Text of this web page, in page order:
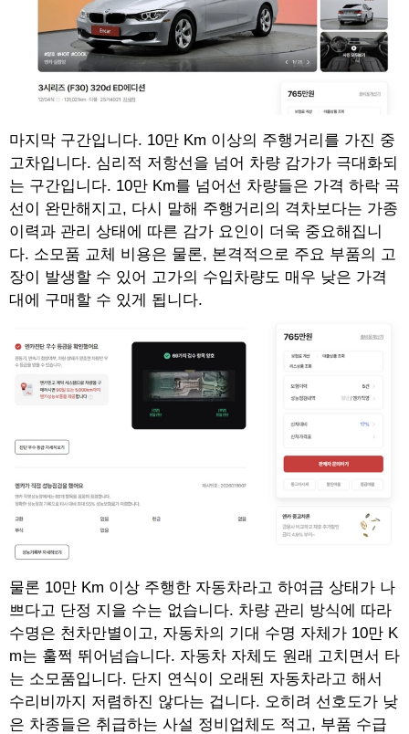
마지막 구간입니다. 10만 Km 이상의 주행거리를 가진 중
고차입니다. 심리적 저항선을 넘어 차량 감가가 극대화되
는 구간입니다. 10만 Km를 넘어선 차량들은 가격 하락 곡
선이 완만해지고, 다시 말해 주행거리의 격차보다는 가종
이력과 관리 상태에 따른 감가 요인이 더욱 중요해집니
다. 소모품 교체 비용은 물론, 본격적으로 주요 부품의 고
장이 발생할 수 있어 고가의 수입차량도 매우 낮은 가격
대에 구매할 수 있게 됩니다.
물론 10만 Km 이상 주행한 자동차라고 하여금 상태가 나
쁘다고 단정 지을 수는 없습니다. 차량 관리 방식에 따라
수명은 천차만별이고, 자동차의 기대 수명 자체가 10만 K
m는 훌쩍 뛰어넘습니다. 자동차 자체도 원래 고치면서 타
는 소모품입니다. 단지 연식이 오래된 자동차라고 해서
수리비까지 저렴하진 않다는 겁니다. 오히려 선호도가 낮
은 차종들은 취급하는 사설 정비업체도 적고, 부품 수급